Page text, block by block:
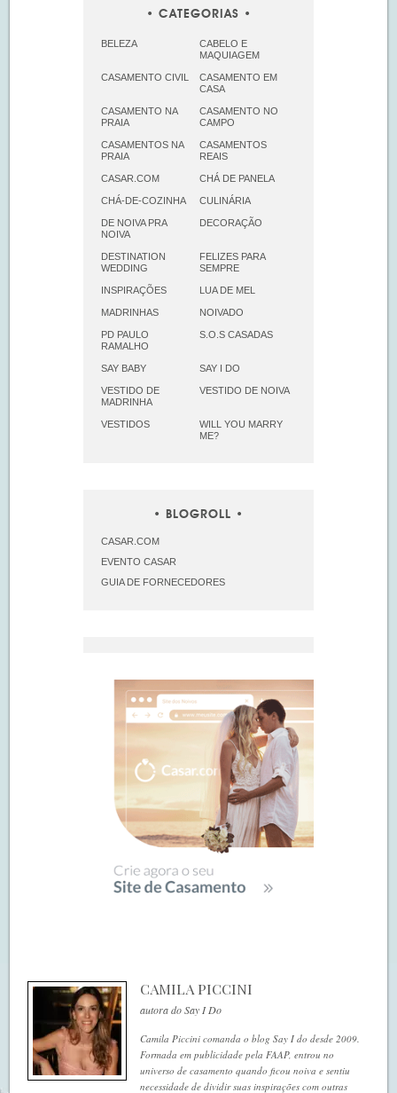
CATEGORIAS
BELEZA
CABELO E
MAQUIAGEM
CASAMENTO CIVIL
CASAMENTO EM
CASA
CASAMENTO NA
PRAIA
CASAMENTO NO
CAMPO
CASAMENTOS NA
PRAIA
CASAMENTOS
REAIS
CASAR.COM CHÁ DE PANELA
CHÁ-DE-COZINHA CULINÁRIA
DE NOIVA PRA
NOIVA
DECORAÇÃO
DESTINATION
WEDDING
FELIZES PARA
SEMPRE
INSPIRAÇÕES LUA DE MEL
MADRINHAS NOIVADO
PD PAULO
RAMALHO
S.O.S CASADAS
SAY BABY SAY I DO
VESTIDO DE
MADRINHA
VESTIDO DE NOIVA
VESTIDOS
WILL YOU MARRY
ME?
BLOGROLL
CASAR.COM
EVENTO CASAR
GUIA DE FORNECEDORES
CAMILA PICCINI
autora do Say I Do
Camila Piccini comanda o blog Say I do desde 2009.
Formada em publicidade pela FAAP, entrou no
universo de casamento quando ficou noiva e sentiu
necessidade de dividir suas inspirações com outras